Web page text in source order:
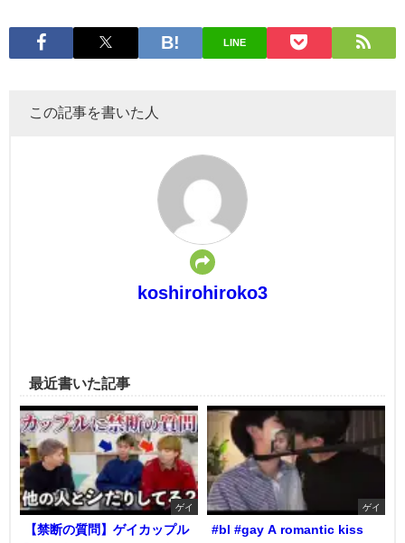
LINE
この記事を書いた人
koshirohiroko3
最近書いた記事
ゲイ
【禁断の質問】ゲイカップル
ゲイ
#bl #gay A romantic kiss